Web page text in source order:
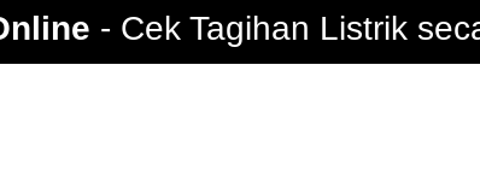
Cek Tagihan Listrik